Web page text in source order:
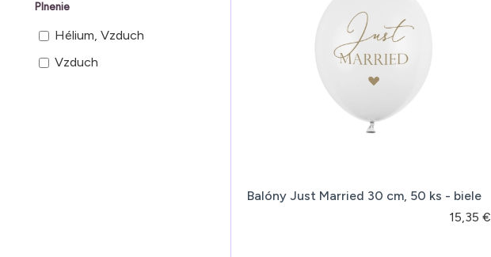
Plnenie
Hélium, Vzduch
Vzduch
Balóny Just Married 30 cm, 50 ks - biele
15,35 €